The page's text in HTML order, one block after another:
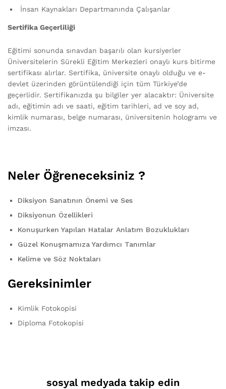
İnsan Kaynakları Departmanında Çalışanlar
Sertifika Geçerliliği
Eğitimi sonunda sınavdan başarılı olan kursiyerler
Üniversitelerin Sürekli Eğitim Merkezleri onaylı kurs bitirme
sertifikası alırlar. Sertifika, üniversite onaylı olduğu ve e-
devlet üzerinden görüntülendiği için tüm Türkiye’de
geçerlidir. Sertifikanızda şu bilgiler yer alacaktır: Üniversite
adı, eğitimin adı ve saati, eğitim tarihleri, ad ve soy ad,
kimlik numarası, belge numarası, üniversitenin hologramı ve
imzası.
Neler Öğreneceksiniz ?
Diksiyon Sanatının Önemi ve Ses
Diksiyonun Özellikleri
Konuşurken Yapılan Hatalar Anlatım Bozuklukları
Güzel Konuşmamıza Yardımcı Tanımlar
Kelime ve Söz Noktaları
Gereksinimler
Kimlik Fotokopisi
Diploma Fotokopisi
sosyal medyada takip edin